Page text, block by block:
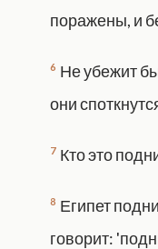
поражены, и
6 Не убежит
они
7 Кто это
8 Египет
говорит: